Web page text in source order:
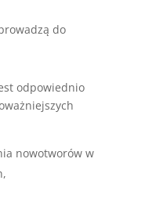
do
odpowiednio
nowotworów w